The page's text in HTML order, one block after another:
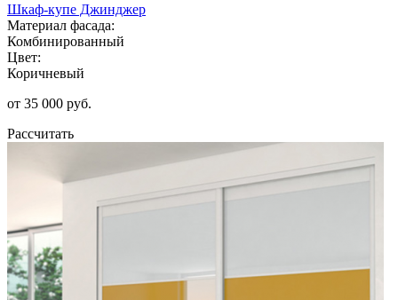
Шкаф-купе Джинджер
Материал фасада:
Комбинированный
Цвет:
Коричневый
от 35 000 руб.
Рассчитать